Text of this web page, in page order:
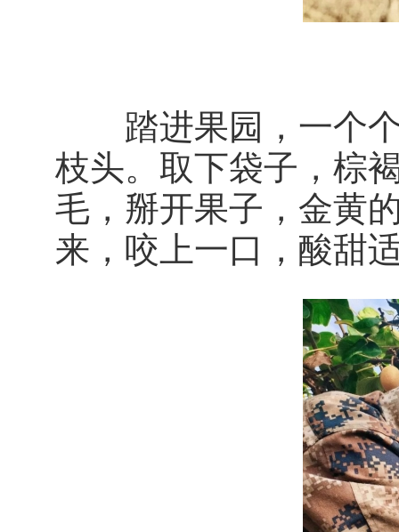
踏进果园，一个个
枝头。取下袋子，棕
毛，掰开果子，金黄
来，咬上一口，酸甜